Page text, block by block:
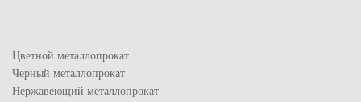
Цветной металлопрокат
Черный металлопрокат
Нержавеющий металлопрокат